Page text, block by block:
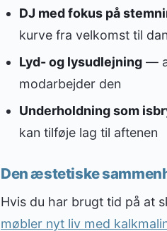
DJ med fokus på
kurve fra velkomst til
Lyd- og lysudlejning—
modarbejder den
Underholdning som
kan tilføje lag til aftenen
Den æstetiske
Hvis du har brugt tid på at
møbler nyt liv med